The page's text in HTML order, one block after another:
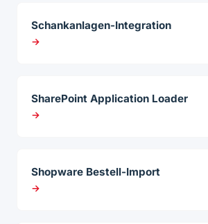
Schankanlagen-Integration
→
SharePoint Application Loader
→
Shopware Bestell-Import
→